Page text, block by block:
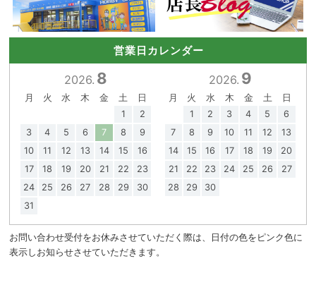
営業日カレンダー
2026. 8
月 火 水 木 金 土
日
1
2
3
4 5 6 7 8
9
10
11 12 13 14 15
16
17
18 19 20 21 22
23
24
25 26 27 28 29
30
31
2026. 9
月 火 水 木 金 土
日
1
2 3 4 5
6
7
8 9 10 11 12
13
14
15 16 17 18 19
20
21
22 23 24 25 26
27
28
29 30
お問い合わせ受付をお休みさせていただく際は、日付の色をピンク色に
表示しお知らせさせていただきます。